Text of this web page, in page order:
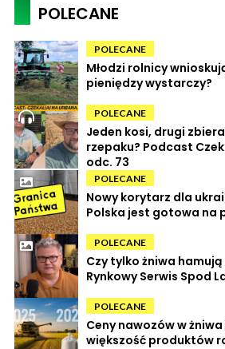
POLECANE
POLECANE
Młodzi rolnicy
pieniędzy wystarczy?
POLECANE
Jeden kosi, drugi
rzepaku? Podcast
odc. 73
POLECANE
Nowy korytarz dla
Polska jest gotowa na
POLECANE
Czy tylko żniwa
Rynkowy Serwis Spod
POLECANE
Ceny nawozów w
większość produktów